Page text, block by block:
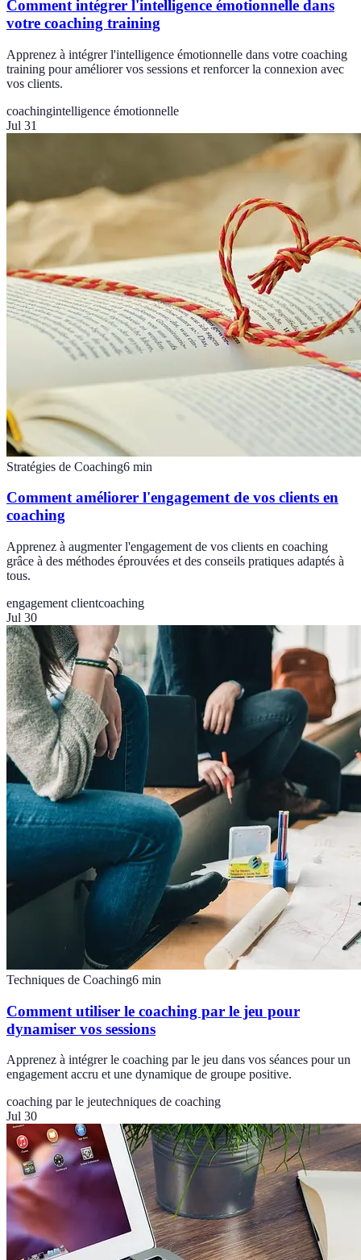
Comment intégrer l'intelligence émotionnelle dans
votre coaching training
Apprenez à intégrer l'intelligence émotionnelle dans votre coaching
training pour améliorer vos sessions et renforcer la connexion avec
vos clients.
coachingintelligence émotionnelle
Jul 31
Stratégies de Coaching6 min
Comment améliorer l'engagement de vos clients en
coaching
Apprenez à augmenter l'engagement de vos clients en coaching
grâce à des méthodes éprouvées et des conseils pratiques adaptés à
tous.
engagement clientcoaching
Jul 30
Techniques de Coaching6 min
Comment utiliser le coaching par le jeu pour
dynamiser vos sessions
Apprenez à intégrer le coaching par le jeu dans vos séances pour un
engagement accru et une dynamique de groupe positive.
coaching par le jeutechniques de coaching
Jul 30